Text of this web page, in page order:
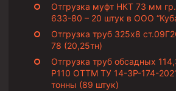
Элеваторы трубные
Буровые установки
Циркуляционные системы и
приготовления и очистки бурового
Технологическая оснастка обсадных
Отгрузка муфт НКТ 73 мм
633-80 – 20 штук в ООО
Отгрузка труб 325х8
78 (20,25тн)
Отгрузка труб обсадных
Р110 ОТТМ ТУ 14-3Р-174-
тонны (89 штук)